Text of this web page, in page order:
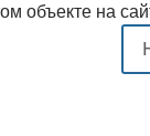
объекте на